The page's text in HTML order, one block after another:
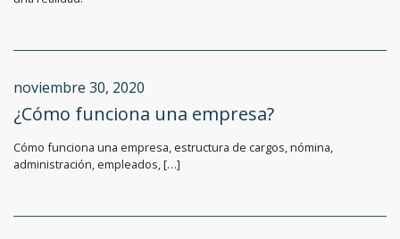
noviembre 30, 2020
¿Cómo funciona una empresa?
Cómo funciona una empresa, estructura de cargos, nómina,
administración, empleados, […]